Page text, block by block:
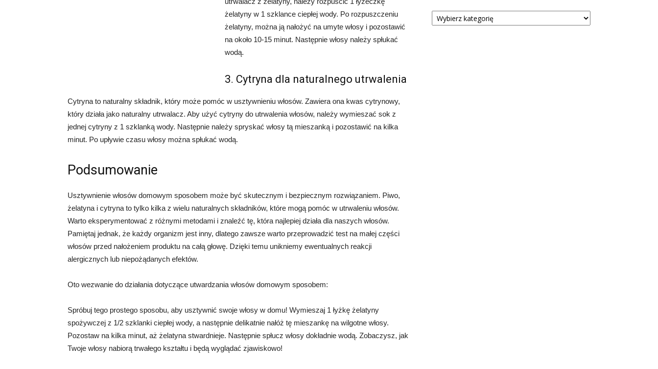
żelatyny w 1 szklance ciepłej wody. Po rozpuszczeniu
żelatyny, można ją nałożyć na umyte włosy i pozostawić
na około 10-15 minut. Następnie włosy należy spłukać
wodą.
3. Cytryna dla naturalnego utrwalenia
Cytryna to naturalny składnik, który może pomóc w usztywnieniu włosów. Zawiera ona kwas cytrynowy,
który działa jako naturalny utrwalacz. Aby użyć cytryny do utrwalenia włosów, należy wymieszać sok z
jednej cytryny z 1 szklanką wody. Następnie należy spryskać włosy tą mieszanką i pozostawić na kilka
minut. Po upływie czasu włosy można spłukać wodą.
Podsumowanie
Usztywnienie włosów domowym sposobem może być skutecznym i bezpiecznym rozwiązaniem. Piwo,
żelatyna i cytryna to tylko kilka z wielu naturalnych składników, które mogą pomóc w utrwaleniu włosów.
Warto eksperymentować z różnymi metodami i znaleźć tę, która najlepiej działa dla naszych włosów.
Pamiętaj jednak, że każdy organizm jest inny, dlatego zawsze warto przeprowadzić test na małej części
włosów przed nałożeniem produktu na całą głowę. Dzięki temu unikniemy ewentualnych reakcji
alergicznych lub niepożądanych efektów.
Oto wezwanie do działania dotyczące utwardzania włosów domowym sposobem:
Spróbuj tego prostego sposobu, aby usztywnić swoje włosy w domu! Wymieszaj 1 łyżkę żelatyny
spożywczej z 1/2 szklanki ciepłej wody, a następnie delikatnie nałóż tę mieszankę na wilgotne włosy.
Pozostaw na kilka minut, aż żelatyna stwardnieje. Następnie spłucz włosy dokładnie wodą. Zobaczysz, jak
Twoje włosy nabiorą trwałego kształtu i będą wyglądać zjawiskowo!
Kategorie